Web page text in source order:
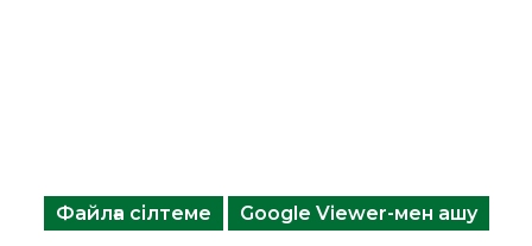
Файлға сілтеме Google Viewer-мен ашу